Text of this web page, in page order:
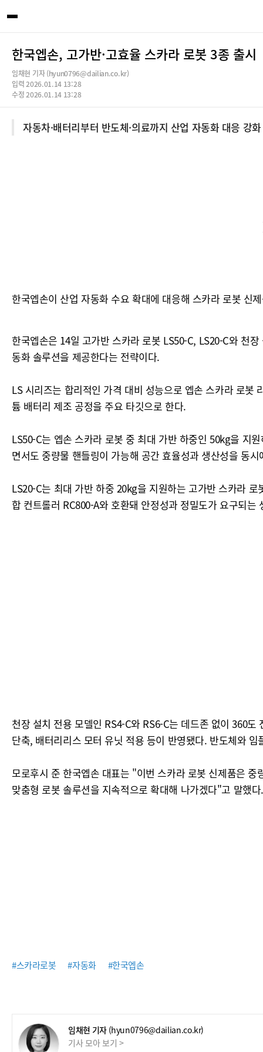
한국엡손, 고가반·고효율 스카라 로봇 3종 출시
임채현 기자 (hyun0796@dailian.co.kr)
입력 2026.01.14 13:28
수정 2026.01.14 13:28
자동차·배터리부터 반도체·의료까지 산업 자동화 대응 강화
한국엡손이 산업 자동화 수요 확대에 대응해 스카라 로봇 신
한국엡손은 14일 고가반 스카라 로봇 LS50-C, LS20-C와 천
동화 솔루션을 제공한다는 전략이다.
LS 시리즈는 합리적인 가격 대비 성능으로 엡손 스카라 로봇
튬 배터리 제조 공정을 주요 타깃으로 한다.
LS50-C는 엡손 스카라 로봇 중 최대 가반 하중인 50kg을 지
면서도 중량물 핸들링이 가능해 공간 효율성과 생산성을 동
LS20-C는 최대 가반 하중 20kg을 지원하는 고가반 스카라
합 컨트롤러 RC800-A와 호환돼 안정성과 정밀도가 요구되는
천장 설치 전용 모델인 RS4-C와 RS6-C는 데드존 없이 360
단축, 배터리리스 모터 유닛 적용 등이 반영됐다. 반도체와
모로후시 준 한국엡손 대표는 "이번 스카라 로봇 신제품은
맞춤형 로봇 솔루션을 지속적으로 확대해 나가겠다"고 말했다.
#스카라로봇 #자동화 #한국엡손
임채현 기자 (hyun0796@dailian.co.kr)
기사 모아 보기 >